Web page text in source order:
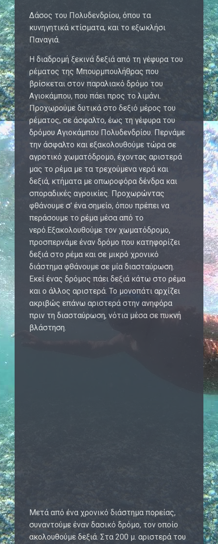
Δάσος του Πολυδενδρίου, όπου τα
κυνηγητικά κτίσματα, και το εξωκλήσι
Παναγιά.
Η διαδρομή ξεκινά δεξιά από τη γέφυρα του
ρέματος της Μπουρμπουλήθρας που
βρίσκεται στον παραλιακό δρόμο του
Αγιοκάμπου, που πάει προς το λιμάνι.
Προχωρούμε δυτικά στο δεξιό μέρος του
ρέματος, σε άσφαλτο, έως τη γέφυρα του
δρόμου Αγιοκάμπου Πολυδενδρίου. Περνάμε
την άσφαλτο και εξακολουθούμε τώρα σε
αγροτικό χωματόδρομο, έχοντας αριστερά
μας το ρέμα με τα τρεχούμενα νερά και
δεξιά, κτήματα με οπωροφόρα δένδρα και
σποραδικές αγροικίες. Προχωρώντας
φθάνουμε σ’ ένα σημείο, όπου πρέπει να
περάσουμε το ρέμα μέσα από το
νερό.Εξακολουθούμε τον χωματόδρομο,
προσπερνάμε έναν δρόμο που κατηφορίζει
δεξιά στο ρέμα και σε μικρό χρονικό
διάστημα φθάνουμε σε μία διασταύρωση.
Εκεί ένας δρόμος πάει δεξιά κάτω στο ρέμα
και ο άλλος αριστερά. Το μονοπάτι αρχίζει
ακριβώς επάνω αριστερά στην ανηφόρα
πριν τη διασταύρωση, νότια μέσα σε πυκνή
βλάστηση.
Μετά από ένα χρονικό διάστημα πορείας,
συναντούμε έναν δασικό δρόμο, τον οποίο
ακολουθούμε δεξιά. Στα 200 μ. αριστερά του